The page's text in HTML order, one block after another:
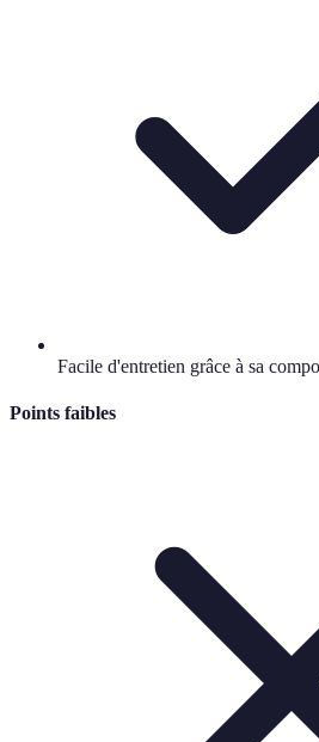
Facile d'entretien grâce à sa
Points faibles